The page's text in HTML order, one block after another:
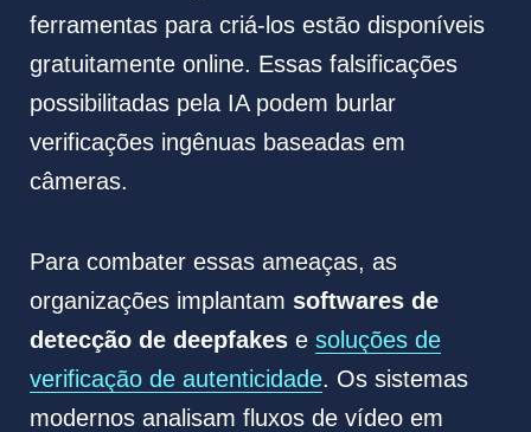
ferramentas para criá-los estão disponíveis
gratuitamente online. Essas falsificações
possibilitadas pela IA podem burlar
verificações ingênuas baseadas em
câmeras.
Para combater essas ameaças, as
organizações implantam softwares de
detecção de deepfakese soluções de
verificação de autenticidade. Os sistemas
modernos analisam fluxos de vídeo em